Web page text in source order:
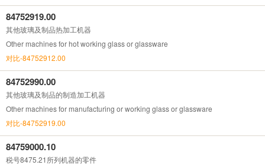
84752919.00
其他玻璃及制品热加工机器
Other machines for hot working glass or glassware
对比-84752912.00
84752990.00
其他玻璃及制品的制造加工机器
Other machines for manufacturing or working glass or glassware
对比-84752919.00
84759000.10
税号8475.21所列机器的零件